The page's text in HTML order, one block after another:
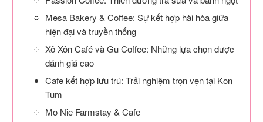
Mesa Bakery & Coffee: Sự kết hợp hài hòa giữa
hiện đại và truyền thống
Xô Xôn Café và Gu Coffee: Những lựa chọn được
đánh giá cao
Cafe kết hợp lưu trú: Trải nghiệm trọn vẹn tại Kon
Tum
Mo Nie Farmstay & Cafe